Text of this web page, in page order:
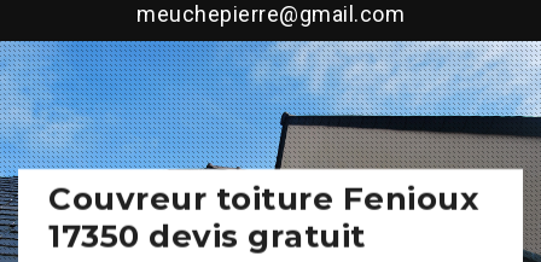
meuchepierre@gmail.com
Couvreur toiture Fenioux
17350 devis gratuit